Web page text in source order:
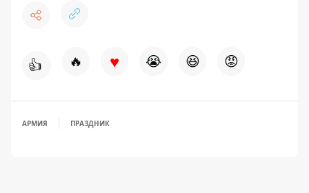
👍 🔥 ♥ 😭 😆 😡
АРМИЯ ПРАЗДНИК